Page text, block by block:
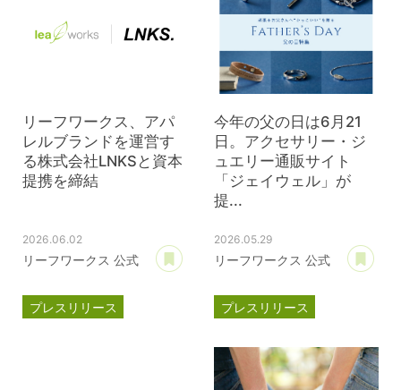
リーフワークス、アパ
レルブランドを運営す
る株式会社LNKSと資本
提携を締結
2026.06.02
リーフワークス 公式
あとで読む
プレスリリース
今年の父の日は6月21
日。アクセサリー・ジ
ュエリー通販サイト
「ジェイウェル」が
提...
2026.05.29
リーフワークス 公式
プレスリリース